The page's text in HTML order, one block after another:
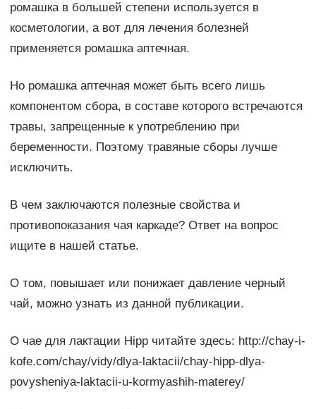
ромашка в большей степени используется в
косметологии, а вот для лечения болезней
применяется ромашка аптечная.
Но ромашка аптечная может быть всего лишь
компонентом сбора, в составе которого встречаются
травы, запрещенные к употреблению при
беременности. Поэтому травяные сборы лучше
исключить.
В чем заключаются полезные свойства и
противопоказания чая каркаде? Ответ на вопрос
ищите в нашей статье.
О том, повышает или понижает давление черный
чай, можно узнать из данной публикации.
О чае для лактации Hipp читайте здесь: http://chay-i-
kofe.com/chay/vidy/dlya-laktacii/chay-hipp-dlya-
povysheniya-laktacii-u-kormyashih-materey/